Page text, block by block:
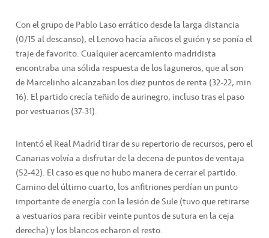
Con el grupo de Pablo Laso errático desde la larga distancia
(0/15 al descanso), el Lenovo hacía añicos el guión y se ponía el
traje de favorito. Cualquier acercamiento madridista
encontraba una sólida respuesta de los laguneros, que al son
de Marcelinho alcanzaban los diez puntos de renta (32-22, min.
16). El partido crecía teñido de aurinegro, incluso tras el paso
por vestuarios (37-31).
Intentó el Real Madrid tirar de su repertorio de recursos, pero el
Canarias volvía a disfrutar de la decena de puntos de ventaja
(52-42). El caso es que no hubo manera de cerrar el partido.
Camino del último cuarto, los anfitriones perdían un punto
importante de energía con la lesión de Sule (tuvo que retirarse
a vestuarios para recibir veinte puntos de sutura en la ceja
derecha) y los blancos echaron el resto.